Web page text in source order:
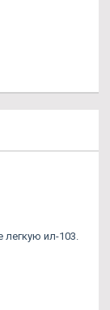
легкую ил-103.